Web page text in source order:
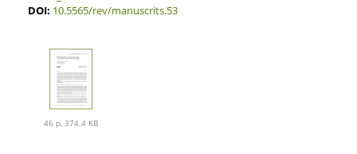
DOI: 10.5565/rev/manuscrits.53
46 p, 374.4 KB